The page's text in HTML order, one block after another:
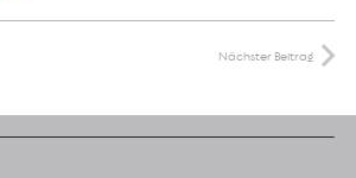
Nächster Beitrag